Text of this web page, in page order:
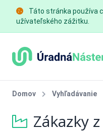
Táto stránka používa
užívateľského zážitku.
Domov Vyhľadávanie
Zákazky